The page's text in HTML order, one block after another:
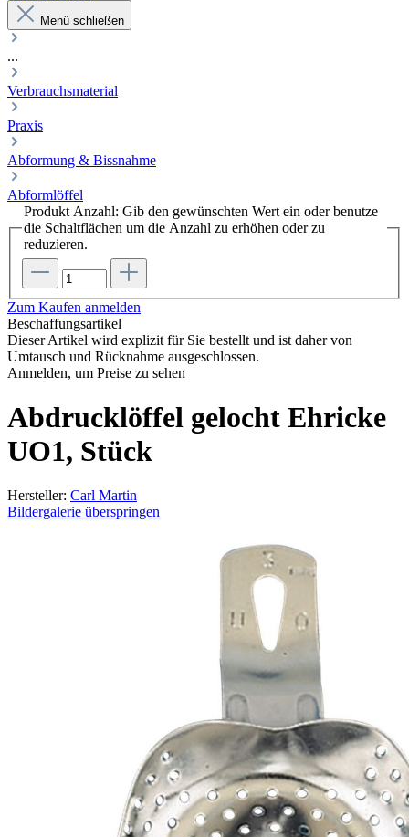
Menü schließen
...
Verbrauchsmaterial
Praxis
Abformung & Bissnahme
Abformlöffel
Produkt Anzahl: Gib den gewünschten Wert ein oder benutze
die Schaltflächen um die Anzahl zu erhöhen oder zu
reduzieren.
Zum Kaufen anmelden
Beschaffungsartikel
Dieser Artikel wird explizit für Sie bestellt und ist daher von
Umtausch und Rücknahme ausgeschlossen.
Anmelden, um Preise zu sehen
Abdrucklöffel gelocht Ehricke
UO1, Stück
Hersteller: Carl Martin
Bildergalerie überspringen